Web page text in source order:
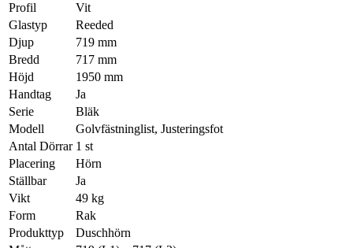
Profil
Vit
Glastyp
Reeded
Djup
719 mm
Bredd
717 mm
Höjd
1950 mm
Handtag
Ja
Serie
Bläk
Modell
Golvfästninglist, Justeringsfot
Antal Dörrar 1 st
Placering
Hörn
Ställbar
Ja
Vikt
49 kg
Form
Rak
Produkttyp
Duschhörn